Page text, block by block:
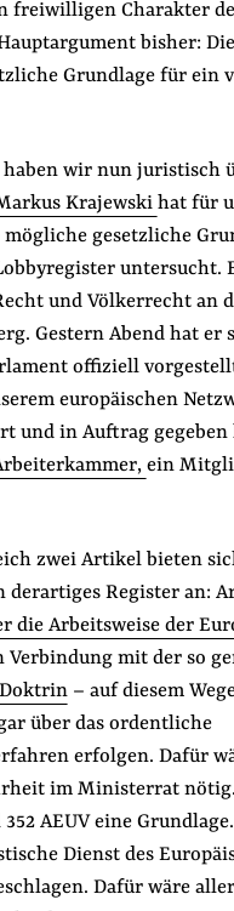
freiwilligen Charakter
bisher:
Grundlage für ein
haben wir nun juristisch
Krajewski hat für
mögliche gesetzliche
untersucht.
und Völkerrecht an
Gestern Abend hat er
offiziell
europäischen
und in Auftrag gegeben
ein
zwei Artikel bieten
derartiges Register an:
die Arbeitsweise der
Verbindung mit der so
– auf diesem
über das ordentliche
erfolgen. Dafür
im Ministerrat
AEUV eine
Dienst des
Dafür wäre